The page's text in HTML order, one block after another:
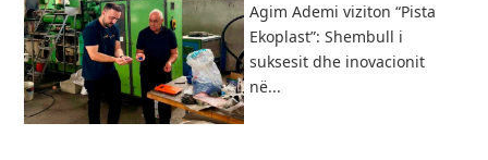
Agim Ademi viziton “Pista
Ekoplast”: Shembull i
suksesit dhe inovacionit
në...